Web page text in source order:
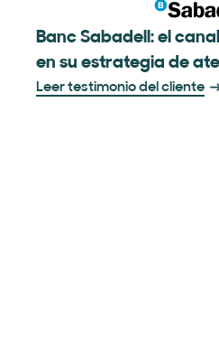
Banc Sabadell: el
en su estrategia de
Leer testimonio del cliente